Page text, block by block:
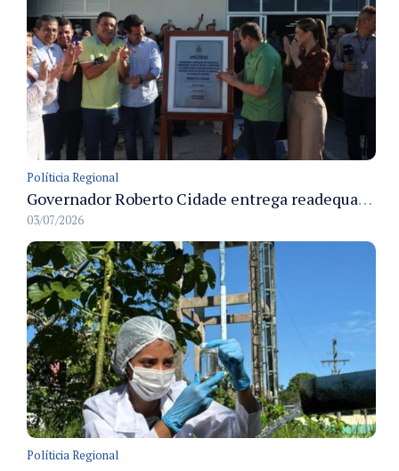
Políticia Regional
Governador Roberto Cidade entrega readequação do ambulatório da FCecon e amplia capacidade de atendimento oncológico em Manaus
03/07/2026
Políticia Regional